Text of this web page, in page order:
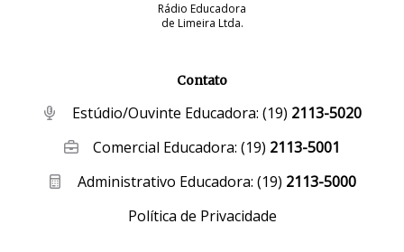
Rádio Educadora
de Limeira Ltda.
Contato
Estúdio/Ouvinte Educadora: (19) 2113-5020
Comercial Educadora:(19) 2113-5001
Administrativo Educadora: (19) 2113-5000
Política de Privacidade